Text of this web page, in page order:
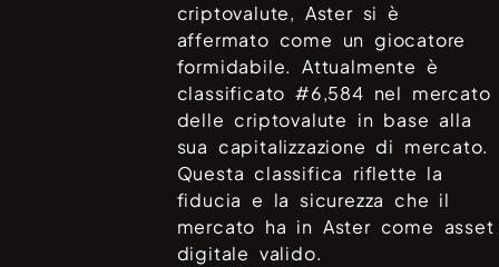
criptovalute, Astersi è
affermato come un giocatore
formidabile. Attualmente è
classificato #6,584 nel mercato
delle criptovalute in base alla
sua capitalizzazione di mercato.
Questa classifica riflette la
fiducia e la sicurezza che il
mercato ha in Astercome asset
digitale valido.